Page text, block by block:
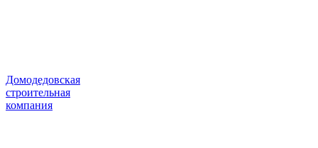
Домодедовская
строительная
компания